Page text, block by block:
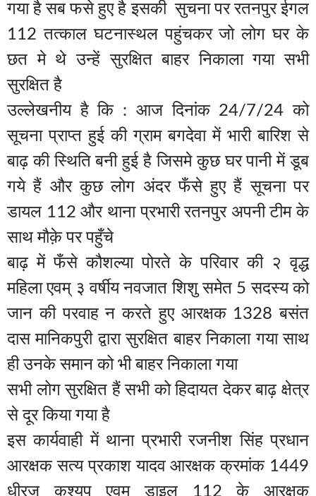
गया है सब फसे हुए है इसकी सुचना पर रतनपुर ईगल
112 तत्काल घटनास्थल पहुंचकर जो लोग घर के
छत मे थे उन्हें सुरक्षित बाहर निकाला गया सभी
सुरक्षित है
उल्लेखनीय है कि : आज दिनांक 24/7/24 को
सूचना प्राप्त हुई की ग्राम बगदेवा में भारी बारिश से
बाढ़ की स्थिति बनी हुई है जिसमे कुछ घर पानी में डूब
गये हैं और कुछ लोग अंदर फँसे हुए हैं सूचना पर
डायल 112 और थाना प्रभारी रतनपुर अपनी टीम के
साथ मौक़े पर पहुँचे
बाढ़ में फँसे कौशल्या पोरते के परिवार की २ वृद्ध
महिला एवम् ३ वर्षीय नवजात शिशु समेत 5 सदस्य को
जान की परवाह न करते हुए आरक्षक 1328 बसंत
दास मानिकपुरी द्वारा सुरक्षित बाहर निकाला गया साथ
ही उनके समान को भी बाहर निकाला गया
सभी लोग सुरक्षित हैं सभी को हिदायत देकर बाढ़ क्षेत्र
से दूर किया गया है
इस कार्यवाही में थाना प्रभारी रजनीश सिंह प्रधान
आरक्षक सत्य प्रकाश यादव आरक्षक क्रमांक 1449
धीरज कश्यप एवम् डाइल 112 के आरक्षक